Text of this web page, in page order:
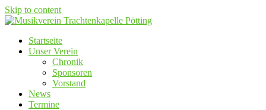
Skip to content
Musikverein Trachtenkapelle Pötting
Startseite
Unser Verein
Chronik
Sponsoren
Vorstand
News
Termine